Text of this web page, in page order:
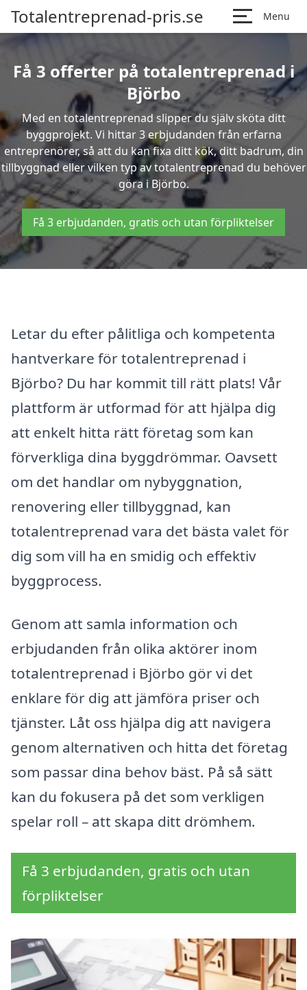
Totalentreprenad-pris.se Menu
Få 3 offerter på totalentreprenad i
Björbo
Med en totalentreprenad slipper du själv sköta ditt
byggprojekt. Vi hittar 3 erbjudanden från erfarna
entreprenörer, så att du kan fixa ditt kök, ditt badrum, din
tillbyggnad eller vilken typ av totalentreprenad du behöver
göra i Björbo.
Få 3 erbjudanden, gratis och utan förpliktelser
Letar du efter pålitliga och kompetenta
hantverkare för totalentreprenad i
Björbo? Du har kommit till rätt plats! Vår
plattform är utformad för att hjälpa dig
att enkelt hitta rätt företag som kan
förverkliga dina byggdrömmar. Oavsett
om det handlar om nybyggnation,
renovering eller tillbyggnad, kan
totalentreprenad vara det bästa valet för
dig som vill ha en smidig och effektiv
byggprocess.
Genom att samla information och
erbjudanden från olika aktörer inom
totalentreprenad i Björbo gör vi det
enklare för dig att jämföra priser och
tjänster. Låt oss hjälpa dig att navigera
genom alternativen och hitta det företag
som passar dina behov bäst. På så sätt
kan du fokusera på det som verkligen
spelar roll – att skapa ditt drömhem.
Få 3 erbjudanden, gratis och utan
förpliktelser